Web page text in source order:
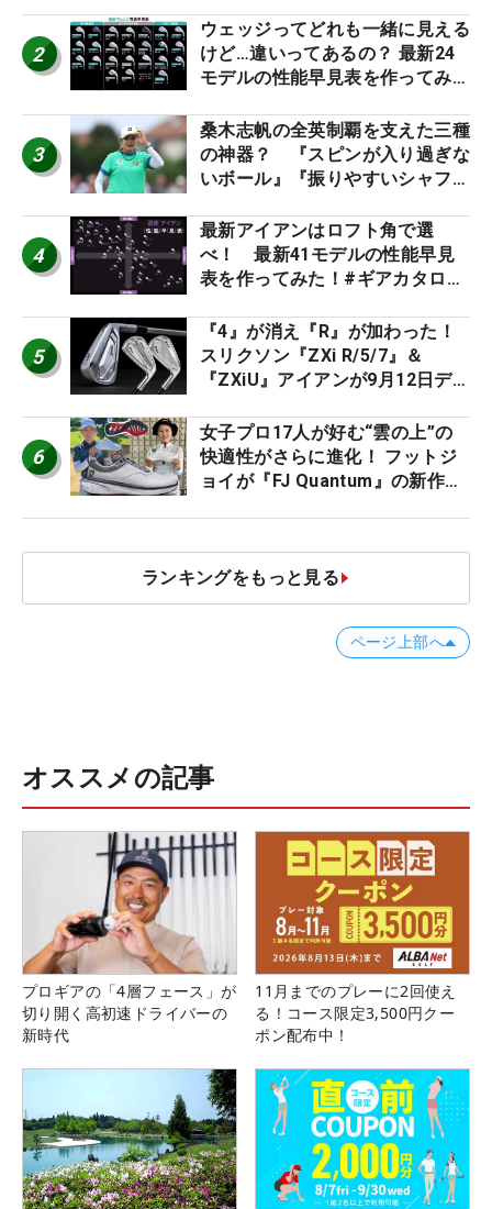
2
ウェッジってどれも一緒に見える
けど…違いってあるの？ 最新24
モデルの性能早見表を作ってみ
3
桑木志帆の全英制覇を支えた三種
の神器？ 『スピンが入り過ぎな
いボール』『振りやすいシャフ
ー』 #女子プロセッティング
4
最新アイアンはロフト角で選
べ！ 最新41モデルの性能早見
表を作ってみた！#ギアカタログ
5
『4』が消え『R』が加わった！
スリクソン『ZXi R/5/7』＆
『ZXiU』アイアンが9月12日デ
6
女子プロ17人が好む“雲の上”の
快適性がさらに進化！ フットジ
ョイが『FJ Quantum』の新作を
ランキングをもっと見る
ページ上部へ
オススメの記事
プロギアの「4層フェース」が
切り開く高初速ドライバーの
新時代
11月までのプレーに2回使え
る！コース限定3,500円クー
ポン配布中！